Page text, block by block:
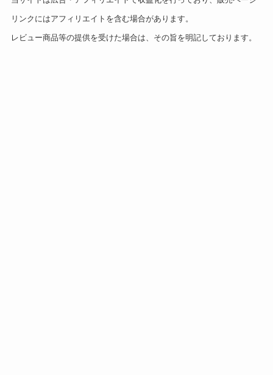
リンクにはアフィリエイトを含む場合があります。
レビュー商品等の提供を受けた場合は、その旨を明記しております。